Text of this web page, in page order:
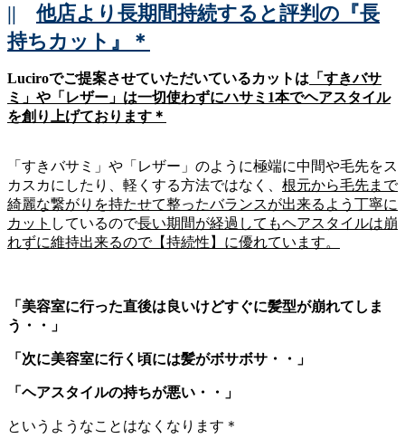
|| 他店より長期間持続すると評判の『長
持ちカット』＊
Luciroでご提案させていただいているカットは 「すきバサ
ミ」や「レザー」は一切使わずにハサミ1本でヘアスタイル
を創り上げております＊
「すきバサミ」や「レザー」のように極端に中間や毛先をス
カスカにしたり、軽くする方法ではなく、 根元から毛先まで
綺麗な繋がりを持たせて整ったバランスが出来るよう丁寧に
カット しているので長い期間が経過してもヘアスタイルは崩
れずに維持出来るので【持続性】に優れています。
「美容室に行った直後は良いけどすぐに髪型が崩れてしま
う・・」
「次に美容室に行く頃には髪がボサボサ・・」
「ヘアスタイルの持ちが悪い・・」
というようなことはなくなります＊